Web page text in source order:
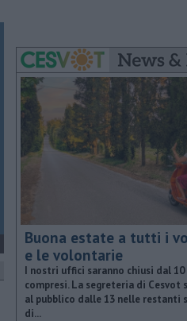
Buona estate a tutti i
e le volontarie
I nostri uffici saranno chiusi dal
compresi. La segreteria di Cesvot
al pubblico dalle 13 nelle restanti
di...